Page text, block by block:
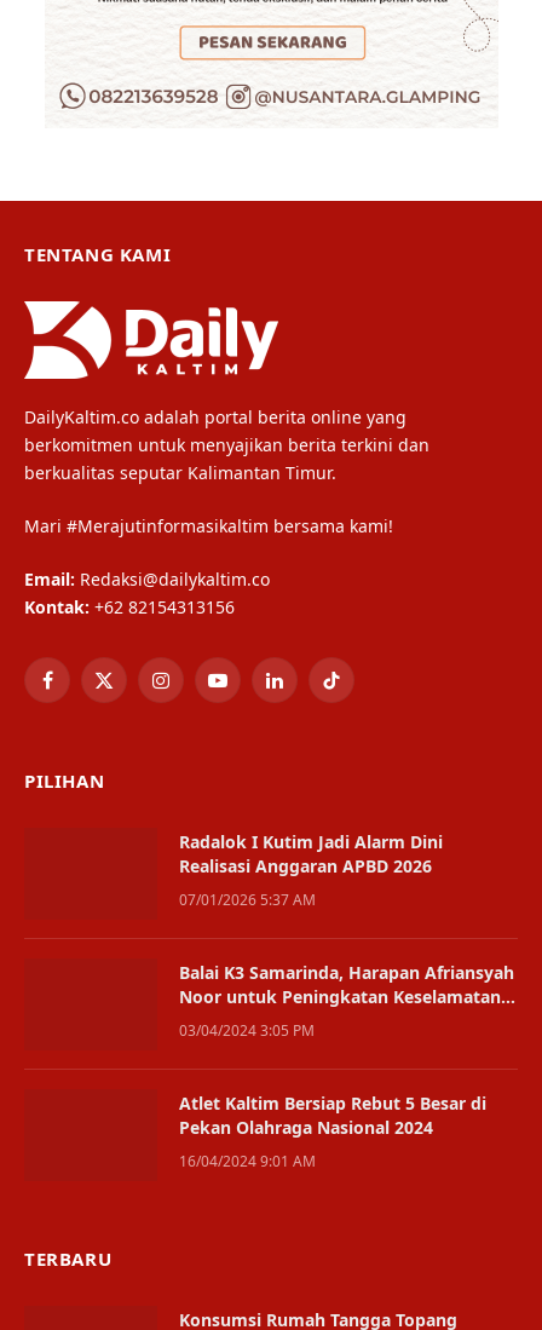
TENTANG KAMI
DailyKaltim.co adalah portal berita online yang
berkomitmen untuk menyajikan berita terkini dan
berkualitas seputar Kalimantan Timur.
Mari #Merajutinformasikaltim bersama kami!
Email: Redaksi@dailykaltim.co
Kontak: +62 82154313156
Facebook
X
InstagramYouTubeLinkedInTikTok
PILIHAN
Radalok I Kutim Jadi Alarm Dini
Realisasi Anggaran APBD 2026
07/01/2026 5:37 AM
Balai K3 Samarinda, Harapan Afriansyah
Noor untuk Peningkatan Keselamatan
Kerja
03/04/2024 3:05 PM
Atlet Kaltim Bersiap Rebut 5 Besar di
Pekan Olahraga Nasional 2024
16/04/2024 9:01 AM
TERBARU
Konsumsi Rumah Tangga Topang